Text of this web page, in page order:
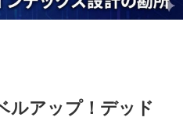
ルアップ！デッド